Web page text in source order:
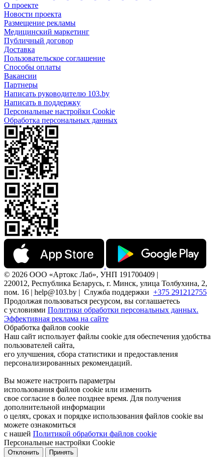
О проекте
Новости проекта
Размещение рекламы
Медицинский маркетинг
Публичный договор
Доставка
Пользовательское соглашение
Способы оплаты
Вакансии
Партнеры
Написать руководителю 103.by
Написать в поддержку
Персональные настройки Cookie
Обработка персональных данных
© 2026 ООО «Артокс Лаб», УНП 191700409 |
220012, Республика Беларусь, г. Минск, улица Толбухина, 2,
пом. 16 | help@103.by | Служба поддержки +375 291212755
Продолжая пользоваться ресурсом, вы соглашаетесь
с условиями Политики обработки персональных данных.
Эффективная реклама на сайте
Обработка файлов cookie
Наш сайт использует файлы cookie для обеспечения удобства
пользователей сайта,
его улучшения, сбора статистики и предоставления
персонализированных рекомендаций.
Вы можете настроить параметры
использования файлов cookie или изменить
свое согласие в более позднее время. Для получения
дополнительной информации
о целях, сроках и порядке использования файлов cookie вы
можете ознакомиться
с нашей Политикой обработки файлов cookie
Персональные настройки Cookie
Отклонить Принять